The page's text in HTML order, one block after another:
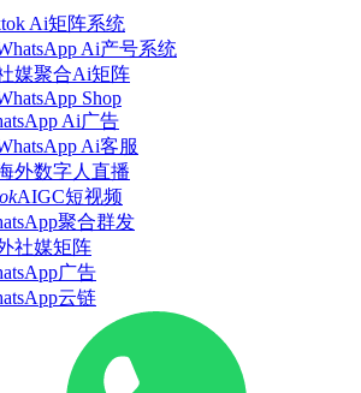
Ai矩阵系统
Ai产号系统
媒聚合Ai矩阵
Shop
Ai广告
Ai客服
外数字人直播
AIGC短视频
聚合群发
社媒矩阵
广告
云链